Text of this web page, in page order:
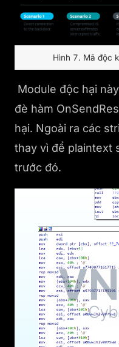
Hình 7. Mã độc
Module độc hại
đè hàm
hại. Ngoài ra các
thay vì để plaintext
trước đó.